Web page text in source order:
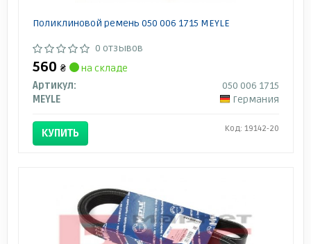
Поликлиновой ремень 050 006 1715 MEYLE
0 отзывов
560 ₴
на складе
Артикул:
050 006 1715
MEYLE
Германия
КУПИТЬ Код: 19142-20